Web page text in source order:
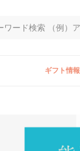
ギフト情報